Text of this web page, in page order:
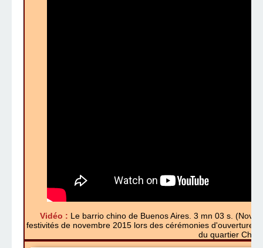
Vidéo : Le barrio chino de Buenos Aires. 3 mn 03 s.
festivités de novembre 2015 lors des cérémonies d'ouverture
du quartier